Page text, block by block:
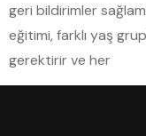
geri bildirimler
eğitimi, farklı yaş
gerektirir ve her